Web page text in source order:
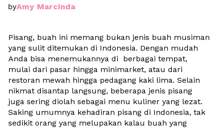
byAmy Marcinda
Pisang, buah ini memang bukan jenis buah musiman
yang sulit ditemukan di Indonesia. Dengan mudah
Anda bisa menemukannya di  berbagai tempat,
mulai dari pasar hingga minimarket, atau dari
restoran mewah hingga pedagang kaki lima. Selain
nikmat disantap langsung, beberapa jenis pisang
juga sering diolah sebagai menu kuliner yang lezat.
Saking umumnya kehadiran pisang di Indonesia, tak
sedikit orang yang melupakan kalau buah yang